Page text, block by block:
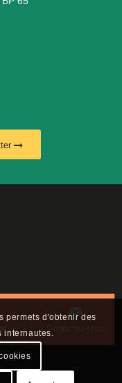
Contactez-nous
permets d'obtenir des
internautes.